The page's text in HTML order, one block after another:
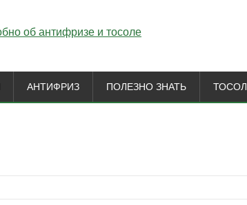
АНТИФРИЗ ПОЛЕЗНО ЗНАТЬ ТОСОЛ